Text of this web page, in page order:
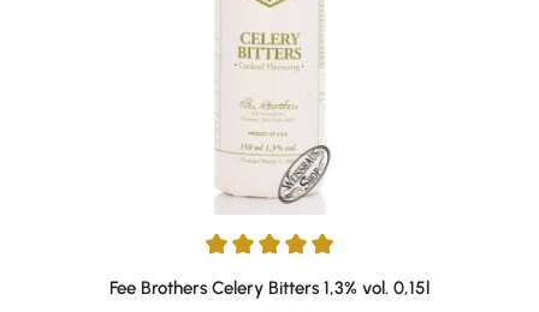
Durchschnittliche Bewertung von 5 von 5 Sternen
Fee Brothers Celery Bitters 1,3% vol. 0,15l